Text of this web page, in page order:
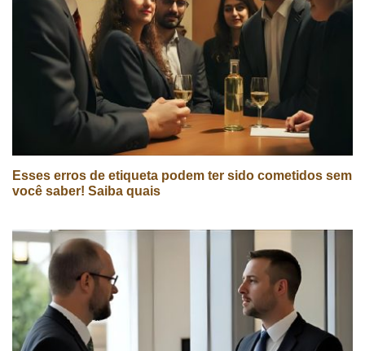
Esses erros de etiqueta podem ter sido cometidos sem
você saber! Saiba quais